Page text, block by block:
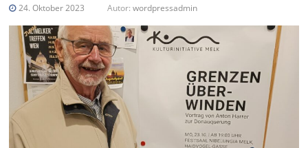
24. Oktober 2023 Autor:wordpressadmin